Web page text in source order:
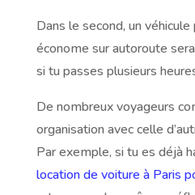
Dans le second, un
économe sur autoroute
si tu passes plusieurs
De nombreux voyageurs
organisation avec celle
Par exemple, si tu es déjà
location de voiture à Paris